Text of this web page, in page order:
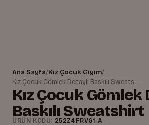
Ana Sayfa/Kız Çocuk Giyim/
Kız Çocuk Gömlek Detaylı Baskılı Sweatshirt
Kız Çocuk Gömlek
Baskılı Sweatshirt
ÜRÜN KODU: 252Z4FRV61-A